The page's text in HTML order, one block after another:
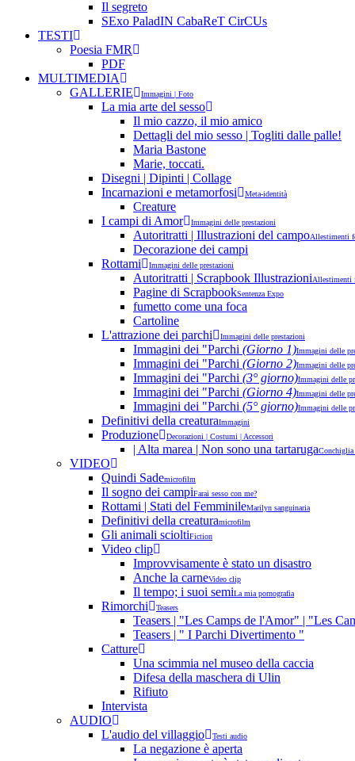
Il segreto
SExo PaladIN CabaReT CirCUs
TESTI
Poesia FMR
PDF
MULTIMEDIA
GALLERIE
Immagini | Foto
La mia arte del sesso
Il mio cazzo, il mio amico
Dettagli del mio sesso | Togliti dalle palle!
Maria Bastone
Marie, toccati.
Disegni | Dipinti | Collage
Incarnazioni e metamorfosi
Meta-identità
Creature
I campi di Amor
Immagini delle prestazioni
Autoritratti | Illustrazioni del campoAllestimenti
Decorazione dei campi
Rottami
Immagini delle prestazioni
Autoritratti | Scrapbook IllustrazioniAllestimenti
Pagine di ScrapbookSentenza Expo
fumetto come una foca
Cartoline
L'attrazione dei parchi
Immagini delle prestazioni
Immagini dei "Parchi (Giorno 1)Immagini delle
Immagini dei "Parchi (Giorno 2)Immagini delle
Immagini dei "Parchi (3° giorno)Immagini delle
Immagini dei "Parchi (Giorno 4)Immagini delle
Immagini dei "Parchi (5° giorno)Immagini delle
Definitivi della creaturaImmagini
Produzione Decorazioni | Costumi | Accessori
| Alta marea | Non sono una tartarugaConchiglia
VIDEO
Quindi Sademicrofilm
Il sogno dei campiFarai sesso con me?
Rottami | Stati del FemminileMarilyn sanguinaria
Definitivi della creaturamicrofilm
Gli animali scioltiFiction
Video clip
Improvvisamente è stato un disastro
Anche la carneVideo clip
Il tempo; i suoi semiLa mia pornografia
Rimorchi Teasers
Teasers | "Les Camps de l'Amor" | "Les
Teasers | " I Parchi Divertimento "
Catture
Una scimmia nel museo della caccia
Difesa della maschera di Ulin
Rifiuto
Intervista
AUDIO
L'audio del villaggio
Testi audio
La negazione è aperta